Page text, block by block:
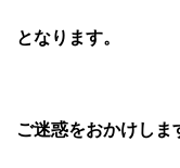
となります。
ご迷惑をおかけしま